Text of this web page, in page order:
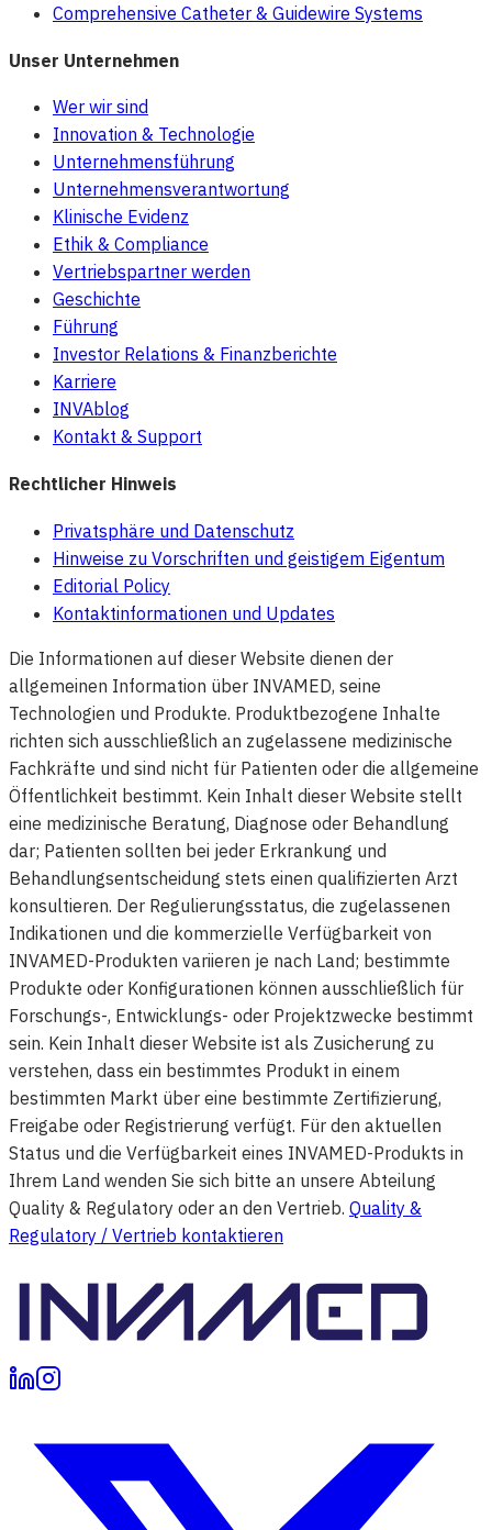
Comprehensive Catheter & Guidewire Systems
Unser Unternehmen
Wer wir sind
Innovation & Technologie
Unternehmensführung
Unternehmensverantwortung
Klinische Evidenz
Ethik & Compliance
Vertriebspartner werden
Geschichte
Führung
Investor Relations & Finanzberichte
Karriere
INVAblog
Kontakt & Support
Rechtlicher Hinweis
Privatsphäre und Datenschutz
Hinweise zu Vorschriften und geistigem Eigentum
Editorial Policy
Kontaktinformationen und Updates
Die Informationen auf dieser Website dienen der
allgemeinen Information über INVAMED, seine
Technologien und Produkte. Produktbezogene Inhalte
richten sich ausschließlich an zugelassene medizinische
Fachkräfte und sind nicht für Patienten oder die allgemeine
Öffentlichkeit bestimmt. Kein Inhalt dieser Website stellt
eine medizinische Beratung, Diagnose oder Behandlung
dar; Patienten sollten bei jeder Erkrankung und
Behandlungsentscheidung stets einen qualifizierten Arzt
konsultieren. Der Regulierungsstatus, die zugelassenen
Indikationen und die kommerzielle Verfügbarkeit von
INVAMED-Produkten variieren je nach Land; bestimmte
Produkte oder Konfigurationen können ausschließlich für
Forschungs-, Entwicklungs- oder Projektzwecke bestimmt
sein. Kein Inhalt dieser Website ist als Zusicherung zu
verstehen, dass ein bestimmtes Produkt in einem
bestimmten Markt über eine bestimmte Zertifizierung,
Freigabe oder Registrierung verfügt. Für den aktuellen
Status und die Verfügbarkeit eines INVAMED-Produkts in
Ihrem Land wenden Sie sich bitte an unsere Abteilung
Quality & Regulatory oder an den Vertrieb. Quality &
Regulatory / Vertrieb kontaktieren